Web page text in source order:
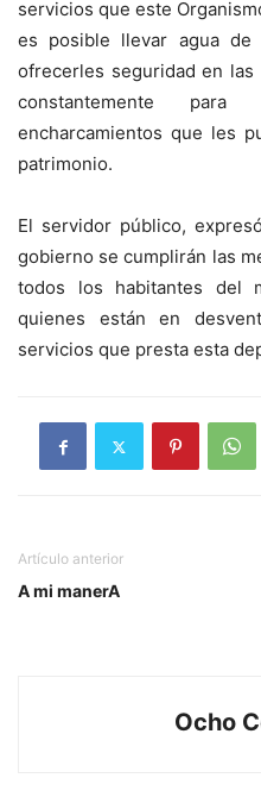
servicios que este
es posible llevar agua
ofrecerles seguridad en las
constantemente
encharcamientos que les
patrimonio.
El servidor público,
gobierno se cumplirán las
todos los habitantes del
quienes están en
servicios que presta esta
Artículo anterior
A mi manerA
Ocho